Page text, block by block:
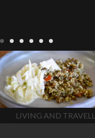
Notre cuisine
agriculture-
vendee comment cuisiner
les lentilles vertes cuisine-
vendue cuisiner en France
cuisiner-avec-des-
ingrédients-vendus
cultures-vendues-lentilles la
cuisine au printemps la
cuisine avec les lentilles la
In The Vendee